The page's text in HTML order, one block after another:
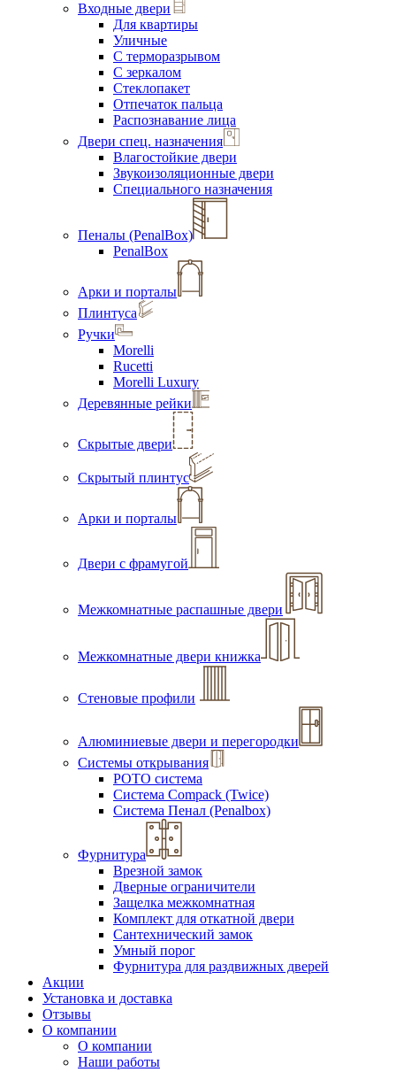
Входные двери
Для квартиры
Уличные
С терморазрывом
С зеркалом
Стеклопакет
Отпечаток пальца
Распознавание лица
Двери спец. назначения
Влагостойкие двери
Звукоизоляционные двери
Специального назначения
Пеналы (PenalBox)
PenalBox
Арки и порталы
Плинтуса
Ручки
Morelli
Rucetti
Morelli Luxury
Деревянные рейки
Скрытые двери
Скрытый плинтус
Арки и порталы
Двери с фрамугой
Межкомнатные распашные двери
Межкомнатные двери книжка
Стеновые профили
Алюминиевые двери и перегородки
Системы открывания
РОТО система
Система Compack (Twice)
Система Пенал (Penalbox)
Фурнитура
Врезной замок
Дверные ограничители
Защелка межкомнатная
Комплект для откатной двери
Сантехнический замок
Умный порог
Фурнитура для раздвижных дверей
Акции
Установка и доставка
Отзывы
О компании
О компании
Наши работы